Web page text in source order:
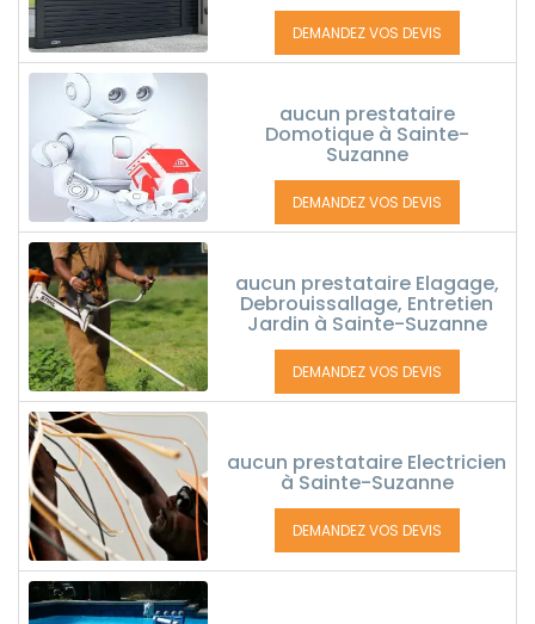
DEMANDEZ VOS DEVIS
aucun prestataire
Domotique à Sainte-
Suzanne
DEMANDEZ VOS DEVIS
aucun prestataire Elagage,
Debrouissallage, Entretien
Jardin à Sainte-Suzanne
DEMANDEZ VOS DEVIS
aucun prestataire Electricien
à Sainte-Suzanne
DEMANDEZ VOS DEVIS